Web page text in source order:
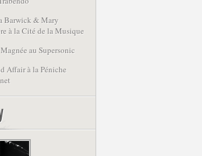
Barwick & Mary
à la Cité de la Musique
au Supersonic
Affair à la Péniche